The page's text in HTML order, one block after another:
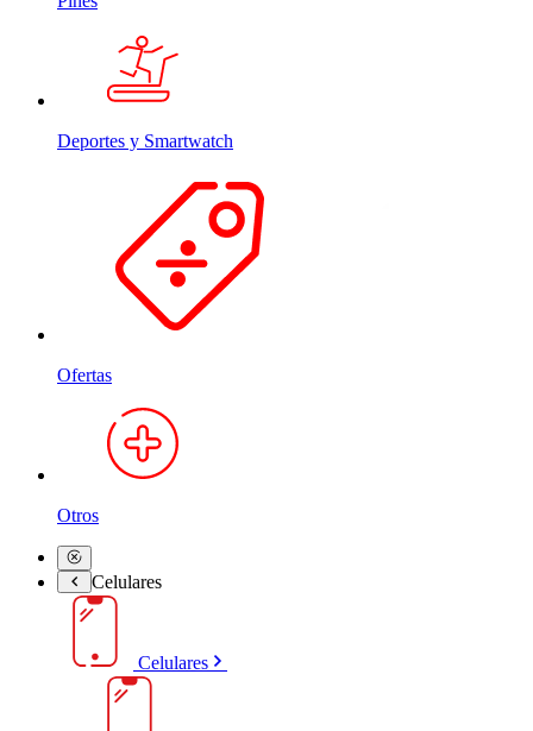
Deportes y Smartwatch
Ofertas
Otros
Celulares
Celulares